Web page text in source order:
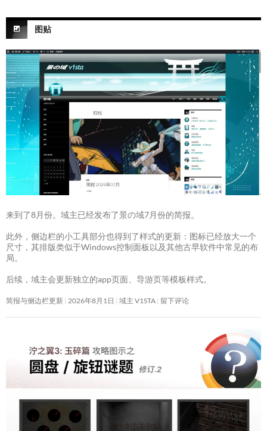
图贴
来到了8月份。域主已经发布了景の域7月份的简报。
此外，侧边栏的小工具部分也得到了样式的更新：图标已经放大一个
尺寸，其排版类似于Windows控制面板以及其他古早软件中常见的布
局。
后续，域主会更新独立的app页面、导游页等模板样式。
简报与侧边栏更新 2026年8月1日 域主 V1STA 留下评论